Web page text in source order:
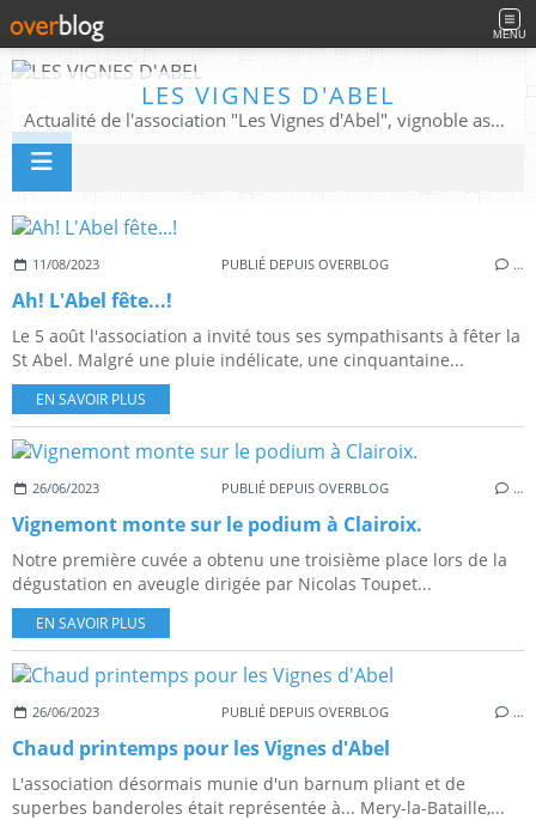
MENU
LES VIGNES D'ABEL
Actualité de l'association "Les Vignes d'Abel", vignoble associatif, patrimoine végétal et historique.
11/08/2023 PUBLIÉ DEPUIS OVERBLOG …
Ah! L'Abel fête...!
Le 5 août l'association a invité tous ses sympathisants à fêter la
St Abel. Malgré une pluie indélicate, une cinquantaine...
EN SAVOIR PLUS
26/06/2023 PUBLIÉ DEPUIS OVERBLOG …
Vignemont monte sur le podium à Clairoix.
Notre première cuvée a obtenu une troisième place lors de la
dégustation en aveugle dirigée par Nicolas Toupet...
EN SAVOIR PLUS
26/06/2023 PUBLIÉ DEPUIS OVERBLOG …
Chaud printemps pour les Vignes d'Abel
L'association désormais munie d'un barnum pliant et de
superbes banderoles était représentée à... Mery-la-Bataille,...